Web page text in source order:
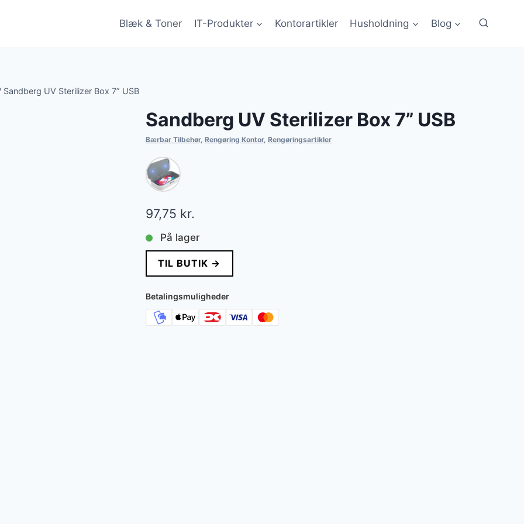
Blæk & Toner IT-Produkter Kontorartikler Husholdning Blog
Sandberg UV Sterilizer Box 7” USB
Sandberg UV Sterilizer Box 7” USB
Bærbar Tilbehør, Rengøring Kontor, Rengøringsartikler
97,75 kr.
På lager
TIL BUTIK →
Betalingsmuligheder